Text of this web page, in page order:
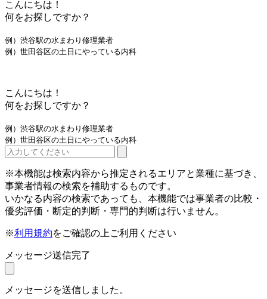
こんにちは！
何をお探しですか？
例）渋谷駅の水まわり修理業者
例）世田谷区の土日にやっている内科
こんにちは！
何をお探しですか？
例）渋谷駅の水まわり修理業者
例）世田谷区の土日にやっている内科
※本機能は検索内容から推定されるエリアと業種に基づき、
事業者情報の検索を補助するものです。
いかなる内容の検索であっても、本機能では事業者の比較・
優劣評価・断定的判断・専門的判断は行いません。
※利用規約をご確認の上ご利用ください
メッセージ送信完了
メッセージを送信しました。